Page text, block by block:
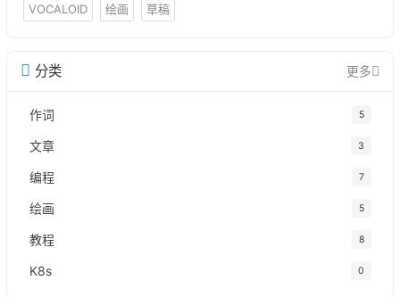
VOCALOID 绘画 草稿
分类 更多
作词 5
文章 3
编程 7
绘画 5
教程 8
K8s 0